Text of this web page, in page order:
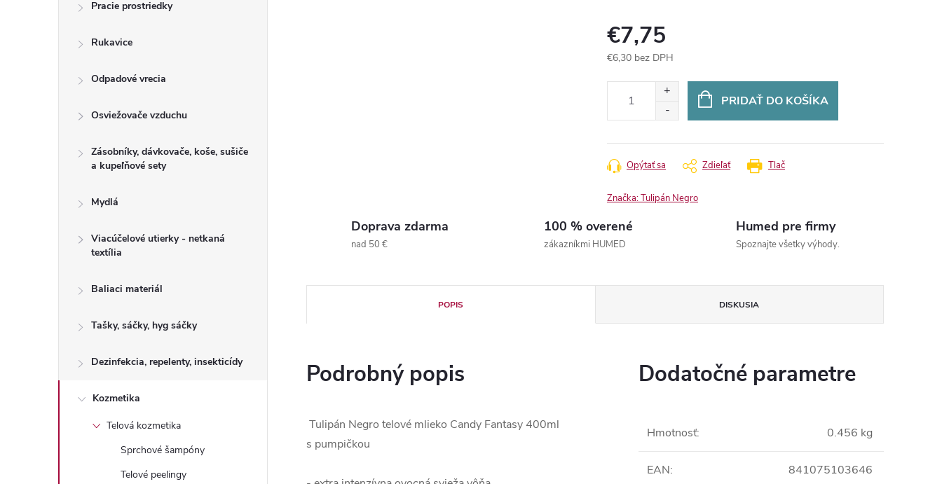
Pracie prostriedky
Rukavice
Odpadové vrecia
Osviežovače vzduchu
Zásobníky, dávkovače, koše, sušiče
a kupeľňové sety
Mydlá
Viacúčelové utierky - netkaná
textília
Baliaci materiál
Tašky, sáčky, hyg sáčky
Dezinfekcia, repelenty, insekticídy
Kozmetika
Telová kozmetika
Sprchové šampóny
Telové peelingy
€7,75
€6,30 bez DPH
PRIDAŤ DO KOŠÍKA
Tlač
Opýtať sa Zdieľať
Značka:Tulipán Negro
Doprava zdarma
nad 50 €
100 % overené
zákazníkmi HUMED
Humed pre firmy
Spoznajte všetky výhody.
POPIS DISKUSIA
Podrobný popis
Tulipán Negro telové mlieko Candy Fantasy 400ml
s pumpičkou
Dodatočné parametre
Hmotnosť: 0.456 kg
EAN: 841075103646